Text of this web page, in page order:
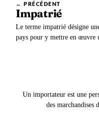
← PRÉCÉDENT
Impatrié
Le terme impatrié désigne
pays pour y mettre en œuvre
Un importateur est une
des marchandises